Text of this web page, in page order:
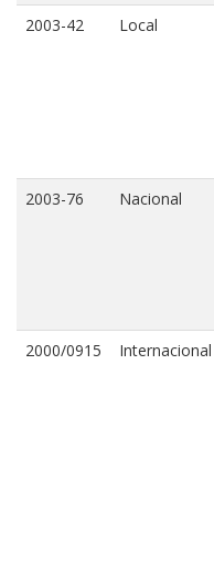
2003-42 Local
2003-76 Nacional
2000/0915 Internacional